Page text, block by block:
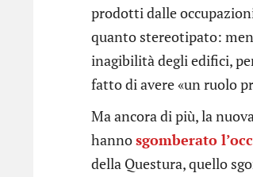
prodotti dalle
quanto stereotipato:
inagibilità degli edifici,
fatto di avere «un ruolo
Ma ancora di più, la
hannosgomberato
della Questura, quello